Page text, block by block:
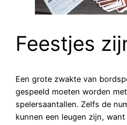
Feestjes
Een grote zwakte van
gespeeld moeten worden
spelersaantallen. Zelfs de
kunnen een leugen zijn,